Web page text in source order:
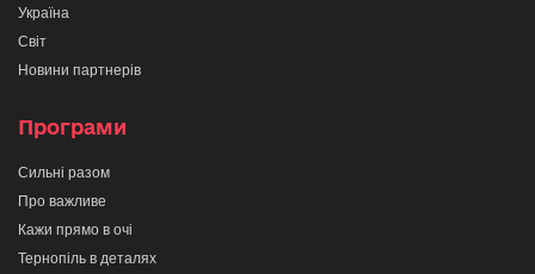
Україна
Світ
Новини партнерів
Програми
Сильні разом
Про важливе
Кажи прямо в очі
Тернопіль в деталях